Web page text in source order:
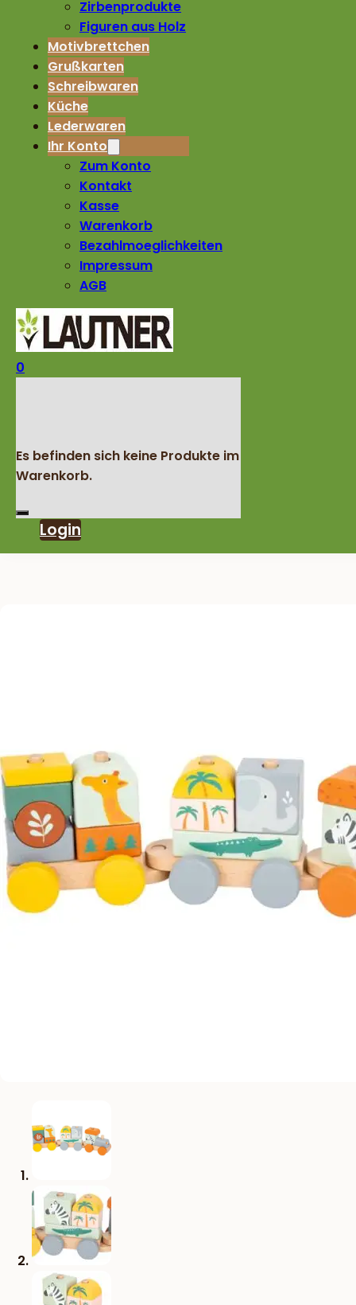
Zirbenprodukte
Figuren aus Holz
Motivbrettchen
Grußkarten
Schreibwaren
Küche
Lederwaren
Ihr Konto
Zum Konto
Kontakt
Kasse
Warenkorb
Bezahlmoeglichkeiten
Impressum
AGB
0
Es befinden sich keine Produkte im
Warenkorb.
Login